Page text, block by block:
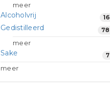
meer
Alcoholvrij 16
Gedistilleerd 78
meer
Sake 7
meer